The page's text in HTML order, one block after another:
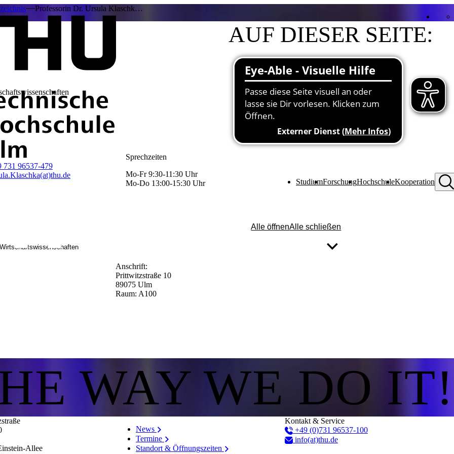
StudiumForschungHochschuleKooperation
Professorin Dr. Ursula Klaschk…
AUF DIESER SEITE:
Kontakt
Funktionen an der Hochschule
731 96537-479
Sprechzeiten
Mo-Fr 9:30-11:30 Uhr
Mo-Do 13:00-15:30 Uhr
Alle öffnenAlle schließen
Anschrift:
Prittwitzstraße 10
89075 Ulm
Raum: A100
WAY WE DO IT!
Allee
News
Termine
Standort & Öffnungszeiten
Kontakt & Service
+49 (0)731 96537-100
info(at)thu.de